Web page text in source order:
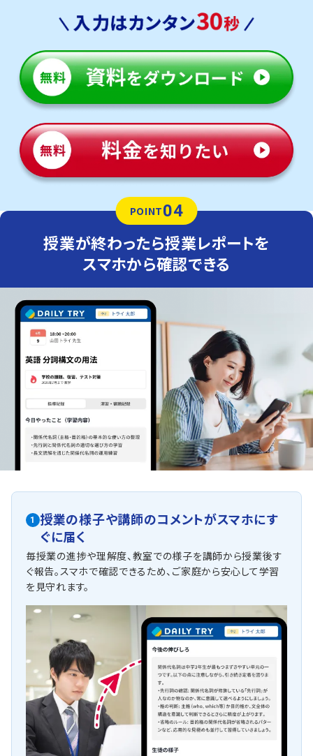
POINT04
授業が終わったら授業レポートを
スマホから確認できる
1
授業の様子や講師のコメントがスマホにす
ぐに届く
毎授業の進捗や理解度、教室での様子を講師から授業後す
ぐ報告。スマホで確認できるため、ご家庭から安心して学習
を見守れます。